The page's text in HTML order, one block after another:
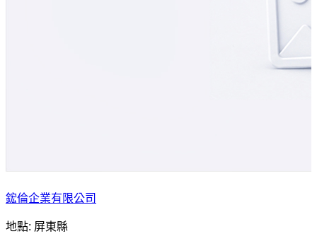
鋐倫企業有限公司
地點: 屏東縣